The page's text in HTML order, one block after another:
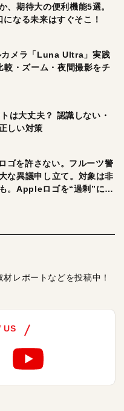
、期待大の便利機能5選。
なる未来はすぐそこ！
メラ「Luna Ultra」実践
較・ズーム・夜間撮影をチ
は大丈夫？ 認識しない・
しい対策
ゴを許さない。フルーツ警
な異議申し立て。対象は非
。Appleロゴを“過剰”に守
レポートなどを投稿中！
US